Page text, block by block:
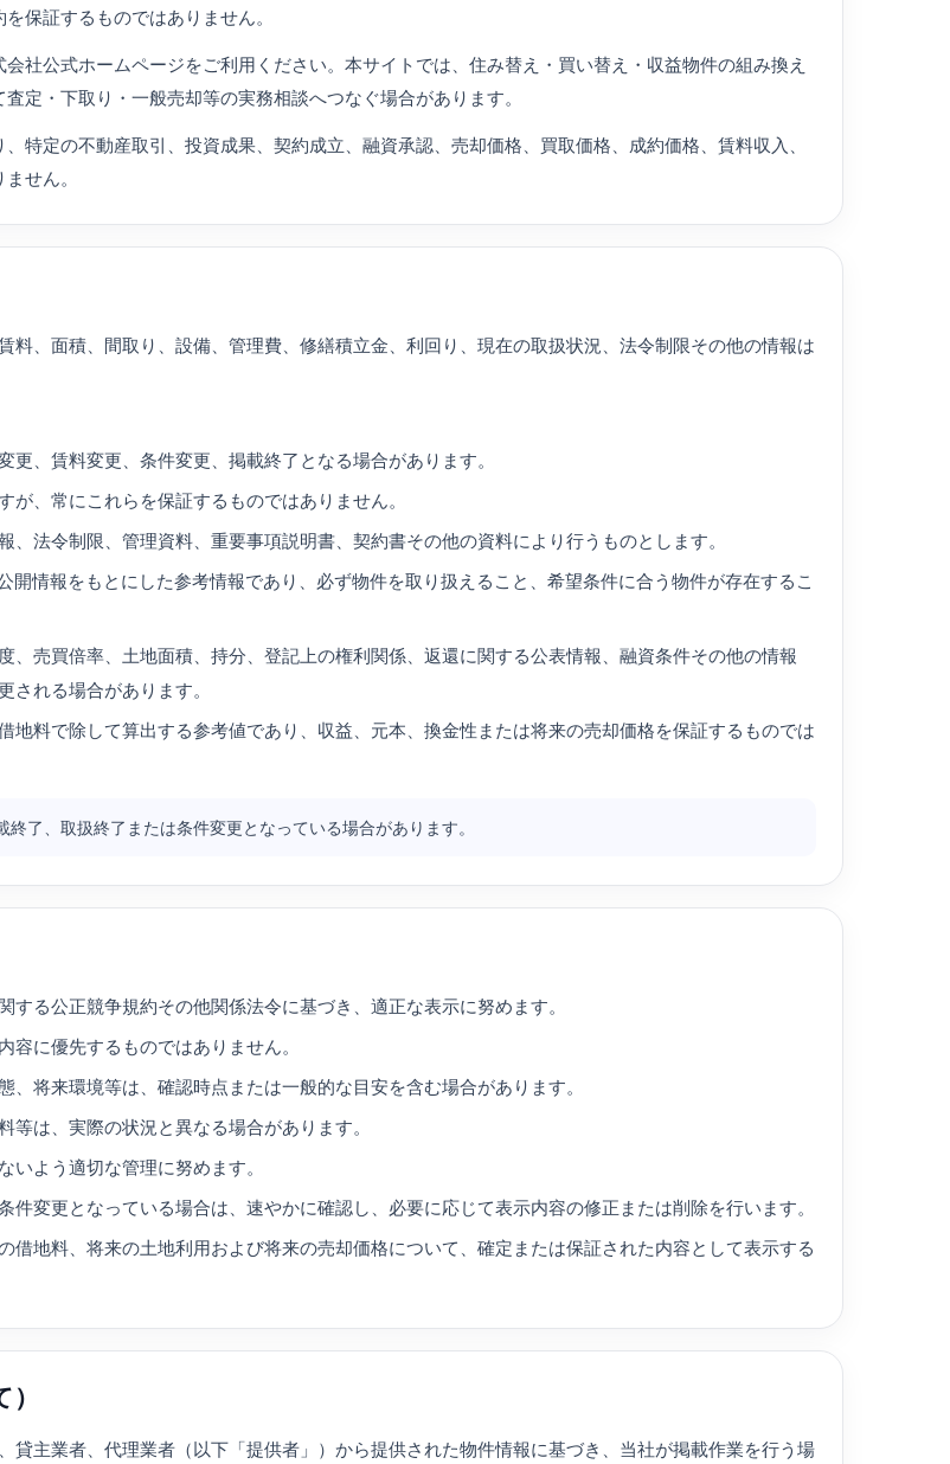
保証するものではありません。
社公式ホームページをご利用ください。本サイトでは、住み替え・買い替え・収益物件の組み換え
定・下取り・一般売却等の実務相談へつなぐ場合があります。
特定の不動産取引、投資成果、契約成立、融資承認、売却価格、買取価格、成約価格、賃料収入、
せん。
、面積、間取り、設備、管理費、修繕積立金、利回り、現在の取扱状況、法令制限その他の情報は
、賃料変更、条件変更、掲載終了となる場合があります。
、常にこれらを保証するものではありません。
法令制限、管理資料、重要事項説明書、契約書その他の資料により行うものとします。
情報をもとにした参考情報であり、必ず物件を取り扱えること、希望条件に合う物件が存在するこ
売買倍率、土地面積、持分、登記上の権利関係、返還に関する公表情報、融資条件その他の情報
れる場合があります。
料で除して算出する参考値であり、収益、元本、換金性または将来の売却価格を保証するものでは
了、取扱終了または条件変更となっている場合があります。
る公正競争規約その他関係法令に基づき、適正な表示に努めます。
に優先するものではありません。
将来環境等は、確認時点または一般的な目安を含む場合があります。
は、実際の状況と異なる場合があります。
よう適切な管理に努めます。
変更となっている場合は、速やかに確認し、必要に応じて表示内容の修正または削除を行います。
地料、将来の土地利用および将来の売却価格について、確定または保証された内容として表示する
主業者、代理業者（以下「提供者」）から提供された物件情報に基づき、当社が掲載作業を行う場